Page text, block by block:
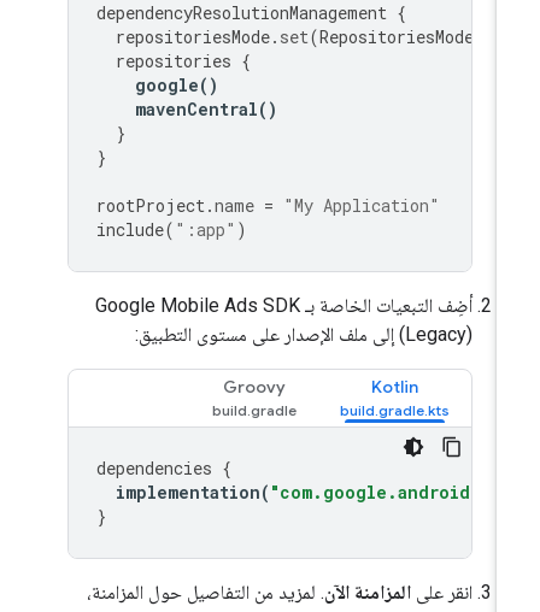
dependencyResolutionManagement
repositoriesMode.set(RepositoriesMode
repositories
google
mavenCentral
rootProject.name = "My Application"
include (":app"
أضِف التبعيات الخاصة بـGoogle Mobile Ads SDK
(Legacy)إلى ملف الإصدار على مستوى التطبيق:
Kotlin
Groovy
dependencies
implementation(
انقر علىالمزامنة الآن . لمزيد من التفاصيل حول المزامنة،